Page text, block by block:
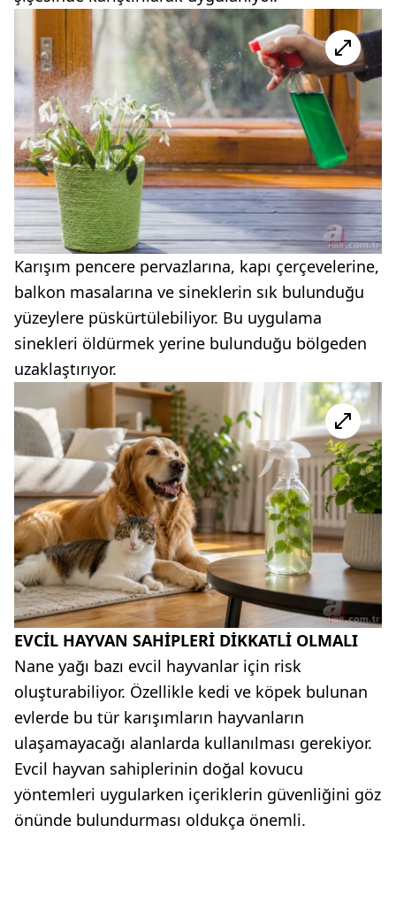
Karışım pencere pervazlarına, kapı çerçevelerine,
balkon masalarına ve sineklerin sık bulunduğu
yüzeylere püskürtülebiliyor. Bu uygulama
sinekleri öldürmek yerine bulunduğu bölgeden
uzaklaştırıyor.
EVCİL HAYVAN SAHİPLERİ DİKKATLİ OLMALI
Nane yağı bazı evcil hayvanlar için risk
oluşturabiliyor. Özellikle kedi ve köpek bulunan
evlerde bu tür karışımların hayvanların
ulaşamayacağı alanlarda kullanılması gerekiyor.
Evcil hayvan sahiplerinin doğal kovucu
yöntemleri uygularken içeriklerin güvenliğini göz
önünde bulundurması oldukça önemli.